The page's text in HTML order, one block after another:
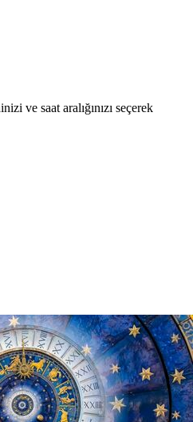
ve saat aralığınızı seçerek